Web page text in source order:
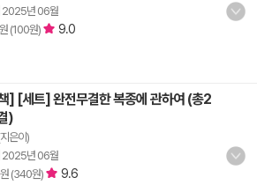
2025년 06월
원 (100원) 9.0
] [세트] 완전무결한 복종에 관하여 (총2
)
은이)
2025년 06월
원 (340원) 9.6